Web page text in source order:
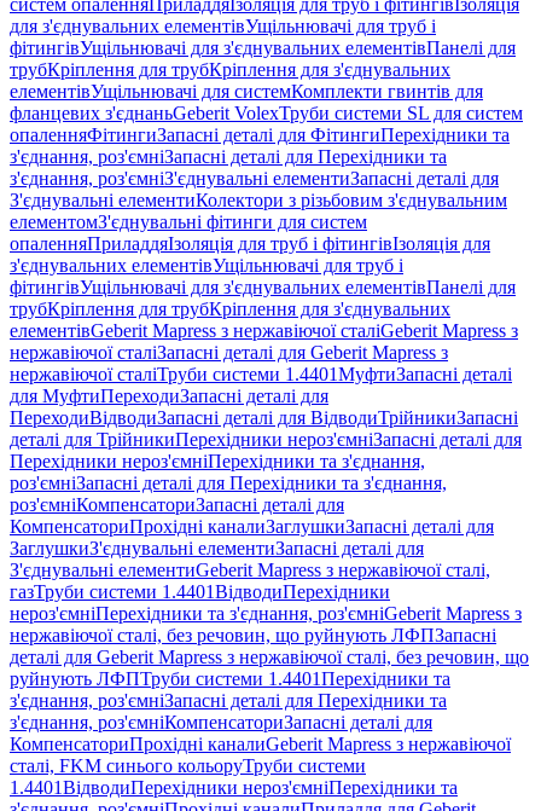
систем опаленняПриладдяІзоляція для труб і фітингівІзоляція
для з'єднувальних елементівУщільнювачі для труб і
фітингівУщільнювачі для з'єднувальних елементівПанелі для
трубКріплення для трубКріплення для з'єднувальних
елементівУщільнювачі для системКомплекти гвинтів для
фланцевих з'єднаньGeberit VolexТруби системи SL для систем
опаленняФітингиЗапасні деталі для ФітингиПерехідники та
з'єднання, роз'ємніЗапасні деталі для Перехідники та
з'єднання, роз'ємніЗ'єднувальні елементиЗапасні деталі для
З'єднувальні елементиКолектори з різьбовим з'єднувальним
елементомЗ'єднувальні фітинги для систем
опаленняПриладдяІзоляція для труб і фітингівІзоляція для
з'єднувальних елементівУщільнювачі для труб і
фітингівУщільнювачі для з'єднувальних елементівПанелі для
трубКріплення для трубКріплення для з'єднувальних
елементівGeberit Mapress з нержавіючої сталіGeberit Mapress з
нержавіючої сталіЗапасні деталі для Geberit Mapress з
нержавіючої сталіТруби системи 1.4401МуфтиЗапасні деталі
для МуфтиПереходиЗапасні деталі для
ПереходиВідводиЗапасні деталі для ВідводиТрійникиЗапасні
деталі для ТрійникиПерехідники нероз'ємніЗапасні деталі для
Перехідники нероз'ємніПерехідники та з'єднання,
роз'ємніЗапасні деталі для Перехідники та з'єднання,
роз'ємніКомпенсаториЗапасні деталі для
КомпенсаториПрохідні каналиЗаглушкиЗапасні деталі для
ЗаглушкиЗ'єднувальні елементиЗапасні деталі для
З'єднувальні елементиGeberit Mapress з нержавіючої сталі,
газТруби системи 1.4401ВідводиПерехідники
нероз'ємніПерехідники та з'єднання, роз'ємніGeberit Mapress з
нержавіючої сталі, без речовин, що руйнують ЛФПЗапасні
деталі для Geberit Mapress з нержавіючої сталі, без речовин, що
руйнують ЛФПТруби системи 1.4401Перехідники та
з'єднання, роз'ємніЗапасні деталі для Перехідники та
з'єднання, роз'ємніКомпенсаториЗапасні деталі для
КомпенсаториПрохідні каналиGeberit Mapress з нержавіючої
сталі, FKM синього кольоруТруби системи
1.4401ВідводиПерехідники нероз'ємніПерехідники та